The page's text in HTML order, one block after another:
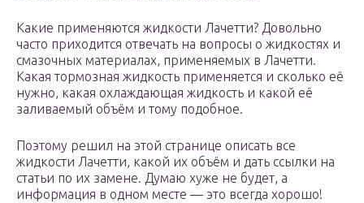
Какие применяются жидкости Лачетти? Довольно
часто приходится отвечать на вопросы о жидкостях и
смазочных материалах, применяемых в Лачетти.
Какая тормозная жидкость применяется и сколько её
нужно, какая охлаждающая жидкость и какой её
заливаемый объём и тому подобное.
Поэтому решил на этой странице описать все
жидкости Лачетти, какой их объём и дать ссылки на
статьи по их замене. Думаю хуже не будет, а
информация в одном месте — это всегда хорошо!